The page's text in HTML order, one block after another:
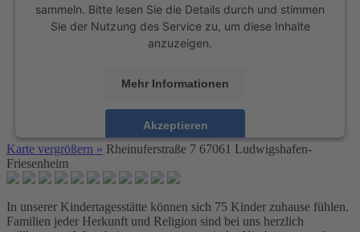
sammeln. Bitte lesen Sie die Details durch und stimmen
Sie der Nutzung des Service zu, um diese Inhalte
anzuzeigen.
Mehr Informationen
Akzeptieren
powered byUsercentrics Consent Management
Platform&
Karte vergrößern » Rheinuferstraße 7 67061 Ludwigshafen-
Friesenheim
In unserer Kindertagesstätte können sich 75 Kinder zuhause fühlen.
Familien jeder Herkunft und Religion sind bei uns herzlich